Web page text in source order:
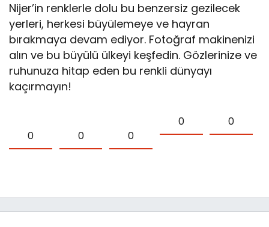
Nijer’in renklerle dolu bu benzersiz gezilecek
yerleri, herkesi büyülemeye ve hayran
bırakmaya devam ediyor. Fotoğraf makinenizi
alın ve bu büyülü ülkeyi keşfedin. Gözlerinize ve
ruhunuza hitap eden bu renkli dünyayı
kaçırmayın!
0 0 0
0 0